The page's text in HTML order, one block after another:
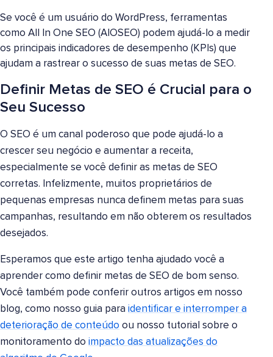
Se você é um usuário do WordPress, ferramentas
como All In One SEO (AIOSEO) podem ajudá-lo a medir
os principais indicadores de desempenho (KPIs) que
ajudam a rastrear o sucesso de suas metas de SEO.
Definir Metas de SEO é Crucial para o
Seu Sucesso
O SEO é um canal poderoso que pode ajudá-lo a
crescer seu negócio e aumentar a receita,
especialmente se você definir as metas de SEO
corretas. Infelizmente, muitos proprietários de
pequenas empresas nunca definem metas para suas
campanhas, resultando em não obterem os resultados
desejados.
Esperamos que este artigo tenha ajudado você a
aprender como definir metas de SEO de bom senso.
Você também pode conferir outros artigos em nosso
blog, como nosso guia para identificar e interromper a
deterioração de conteúdo ou nosso tutorial sobre o
monitoramento do impacto das atualizações do